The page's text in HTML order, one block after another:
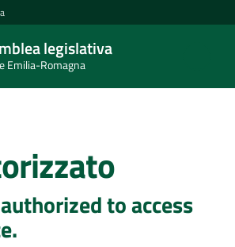
legislativa
Emilia-Romagna
to access